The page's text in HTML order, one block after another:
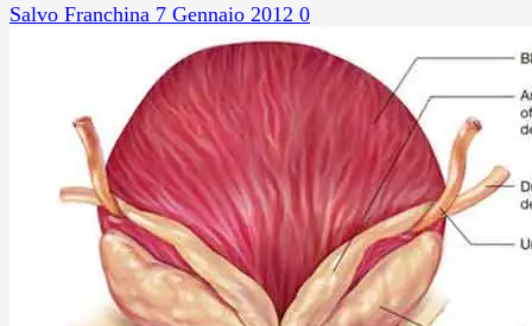
Salvo Franchina 7 Gennaio 2012 0